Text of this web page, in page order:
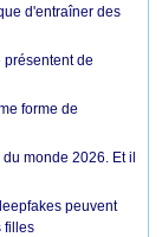
d'entraîner des
présentent de
forme de
monde 2026. Et il
peuvent
filles